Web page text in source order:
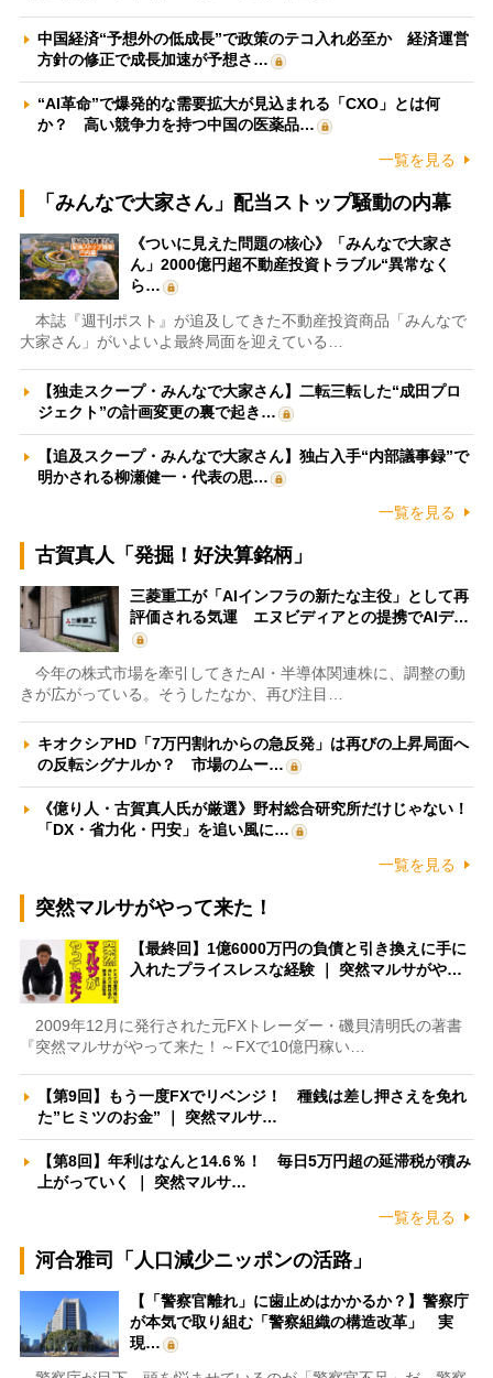
中国経済“予想外の低成長”で政策のテコ入れ必至か 経済運営
方針の修正で成長加速が予想さ…
“AI革命”で爆発的な需要拡大が見込まれる「CXO」とは何
か？ 高い競争力を持つ中国の医薬品…
一覧を見る
「みんなで大家さん」配当ストップ騒動の内幕
《ついに見えた問題の核心》「みんなで大家さ
ん」2000億円超不動産投資トラブル“異常なく
ら…
本誌『週刊ポスト』が追及してきた不動産投資商品「みんなで
大家さん」がいよいよ最終局面を迎えている…
【独走スクープ・みんなで大家さん】二転三転した“成田プロ
ジェクト”の計画変更の裏で起き…
【追及スクープ・みんなで大家さん】独占入手“内部議事録”で
明かされる柳瀬健一・代表の思…
一覧を見る
古賀真人「発掘！好決算銘柄」
三菱重工が「AIインフラの新たな主役」として再
評価される気運 エヌビディアとの提携でAIデ…
今年の株式市場を牽引してきたAI・半導体関連株に、調整の動
きが広がっている。そうしたなか、再び注目…
キオクシアHD「7万円割れからの急反発」は再びの上昇局面へ
の反転シグナルか？ 市場のムー…
《億り人・古賀真人氏が厳選》野村総合研究所だけじゃない！
「DX・省力化・円安」を追い風に…
一覧を見る
突然マルサがやって来た！
【最終回】1億6000万円の負債と引き換えに手に
入れたプライスレスな経験 ｜ 突然マルサがや…
2009年12月に発行された元FXトレーダー・磯貝清明氏の著書
『突然マルサがやって来た！～FXで10億円稼い…
【第9回】もう一度FXでリベンジ！ 種銭は差し押さえを免れ
た”ヒミツのお金” ｜ 突然マルサ…
【第8回】年利はなんと14.6％！ 毎日5万円超の延滞税が積み
上がっていく ｜ 突然マルサ…
一覧を見る
河合雅司「人口減少ニッポンの活路」
【「警察官離れ」に歯止めはかかるか？】警察庁
が本気で取り組む「警察組織の構造改革」 実
現…